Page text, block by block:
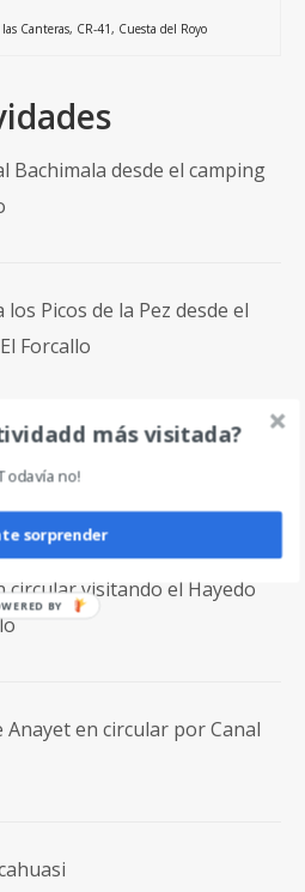
Canteras, CR-41, Cuesta del Royo
Bachimala desde el camping
los Picos de la Pez desde el
Forcallo
entre las playas de
y Mónsul | Senderismo en el
circular visitando el Hayedo
Anayet en circular por Canal
más visitada?
no!
sorprender